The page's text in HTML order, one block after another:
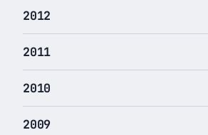
2012
2011
2010
2009